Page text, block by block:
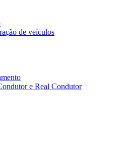
de veículos
e Real Condutor